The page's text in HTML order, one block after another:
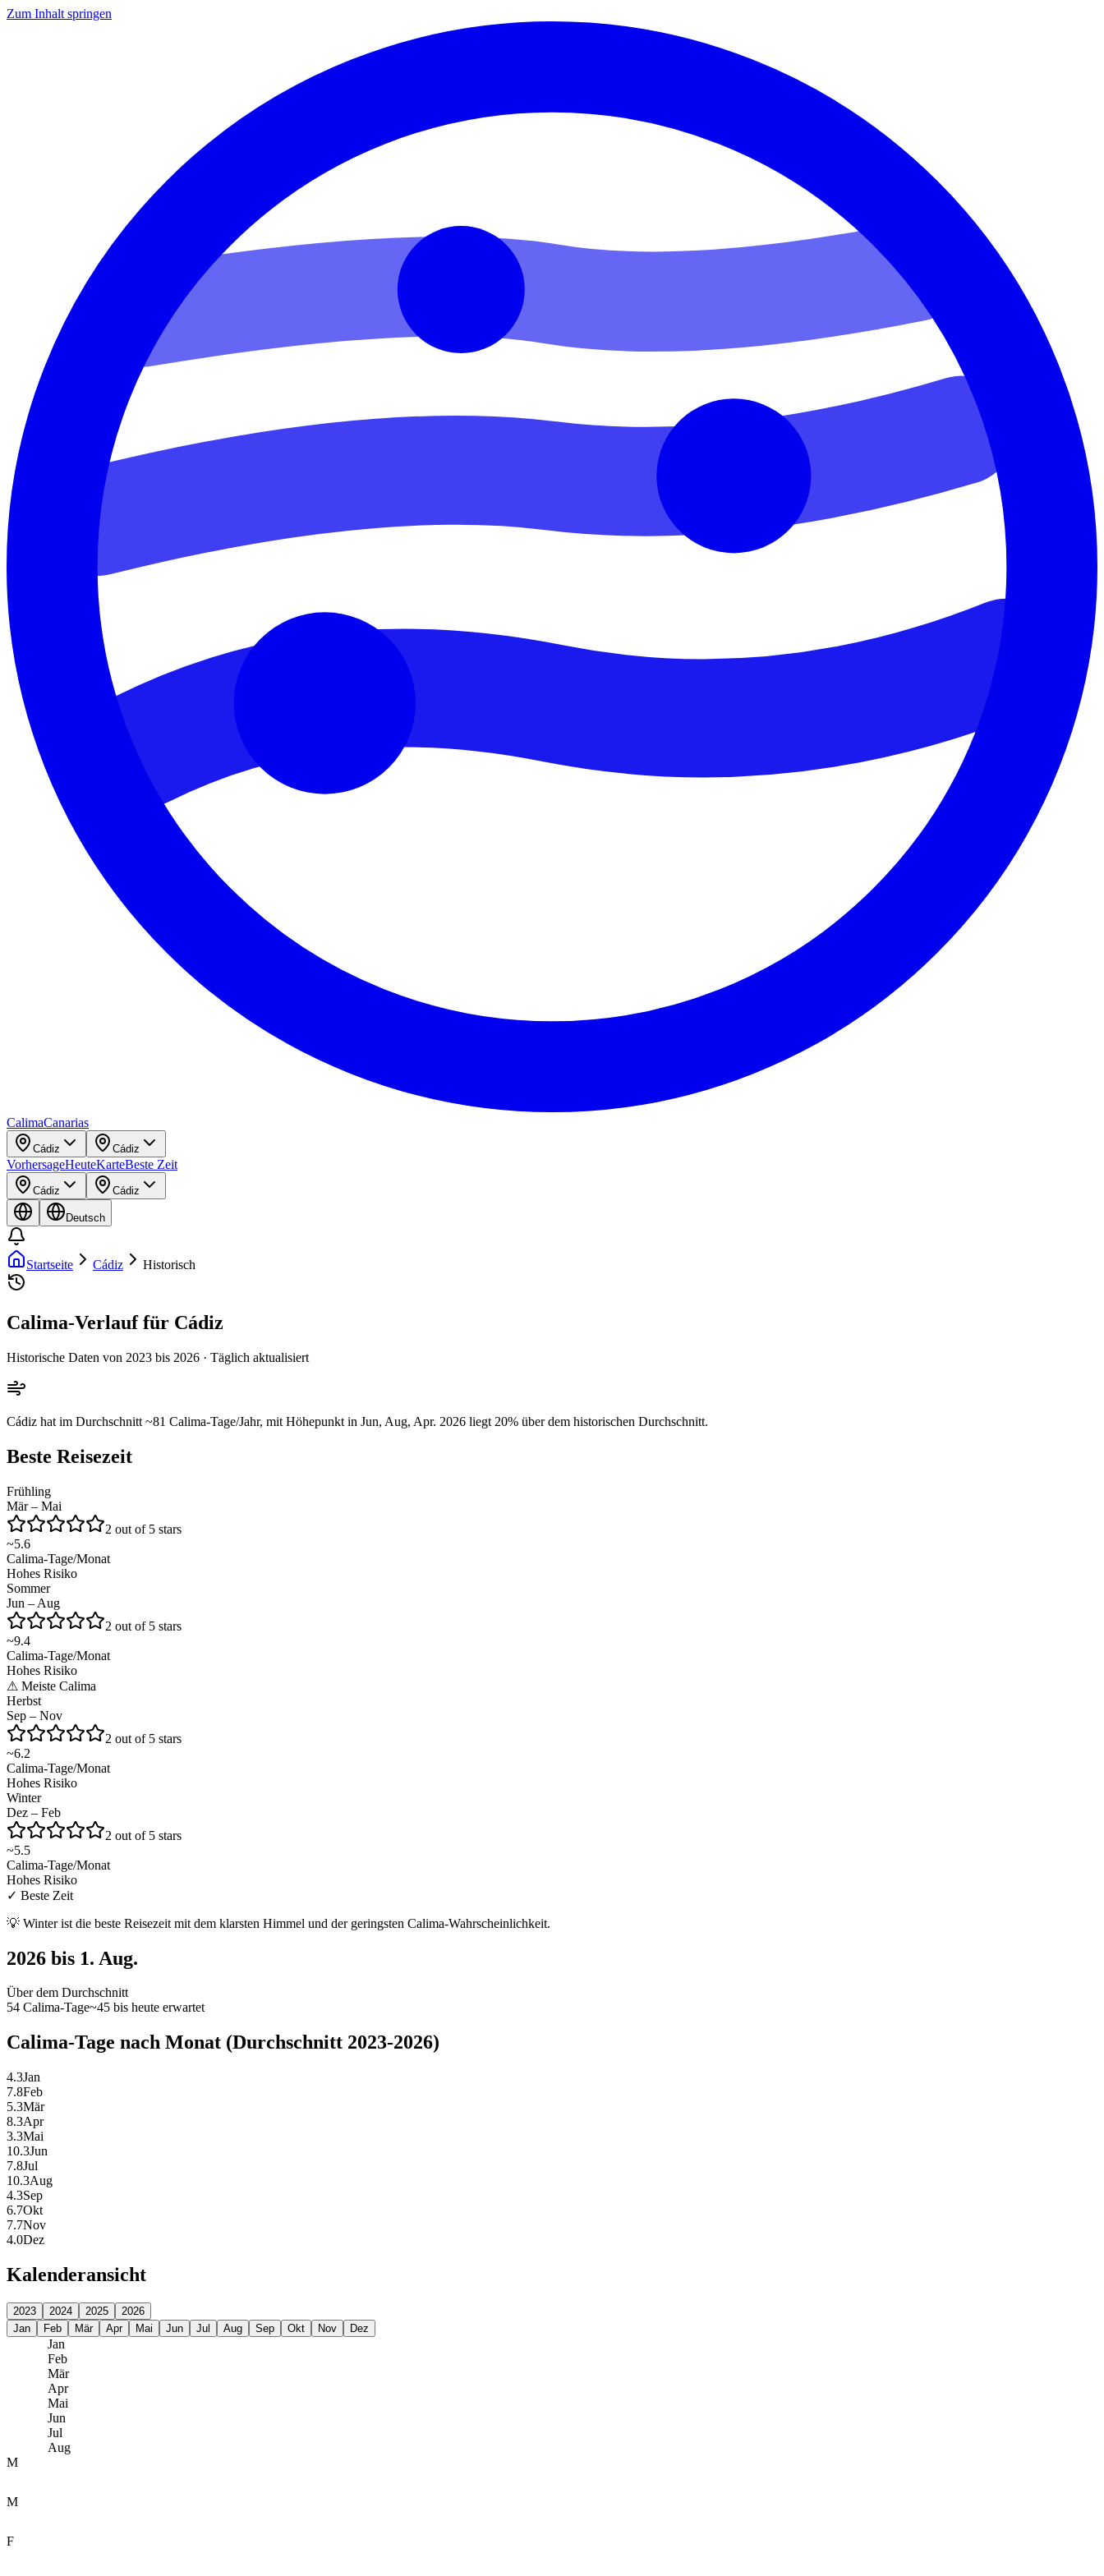
Zum Inhalt springen
CalimaCanarias
Cádiz Cádiz
VorhersageHeuteKarteBeste Zeit
Cádiz Cádiz
Deutsch
Startseite Cádiz Historisch
Calima-Verlauf für Cádiz
Historische Daten von 2023 bis 2026 · Täglich aktualisiert
Cádiz hat im Durchschnitt ~81 Calima-Tage/Jahr, mit Höhepunkt in Jun, Aug, Apr. 2026 liegt 20% über dem historischen Durchschnitt.
Beste Reisezeit
Frühling
Mär – Mai
2 out of 5 stars
~5.6
Calima-Tage/Monat
Hohes Risiko
Sommer
Jun – Aug
2 out of 5 stars
~9.4
Calima-Tage/Monat
Hohes Risiko
⚠ Meiste Calima
Herbst
Sep – Nov
2 out of 5 stars
~6.2
Calima-Tage/Monat
Hohes Risiko
Winter
Dez – Feb
2 out of 5 stars
~5.5
Calima-Tage/Monat
Hohes Risiko
✓ Beste Zeit
💡 Winter ist die beste Reisezeit mit dem klarsten Himmel und der geringsten Calima-Wahrscheinlichkeit.
2026 bis 1. Aug.
Über dem Durchschnitt
54 Calima-Tage~45 bis heute erwartet
Calima-Tage nach Monat (Durchschnitt 2023-2026)
4.3Jan
7.8Feb
5.3Mär
8.3Apr
3.3Mai
10.3Jun
7.8Jul
10.3Aug
4.3Sep
6.7Okt
7.7Nov
4.0Dez
Kalenderansicht
2023 2024 2025
2026
Jan
Feb Mär Apr Mai Jun Jul Aug Sep Okt Nov Dez
Jan
Feb
Mär
Apr
Mai
Jun
Jul
Aug
M
M
F